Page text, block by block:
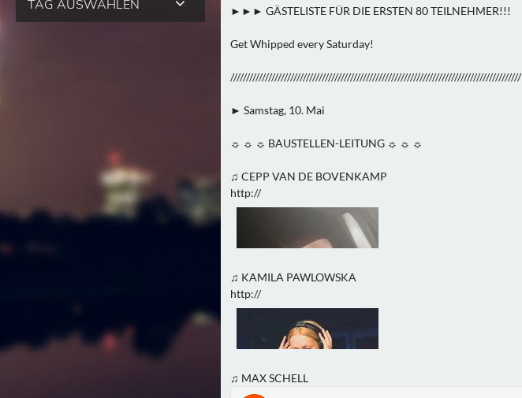
TAG AUSWÄHLEN ►►► GÄSTELISTE FÜR DIE ERSTEN 80 TEILNEHMER!!!
Get Whipped every Saturday!
////////////////////////////////////////////////////////////////////////////////////////////
► Samstag, 10. Mai
☼ ☼ ☼ BAUSTELLEN-LEITUNG ☼ ☼ ☼
♫ CEPP VAN DE BOVENKAMP
http://
♫ KAMILA PAWLOWSKA
http://
♫ MAX SCHELL